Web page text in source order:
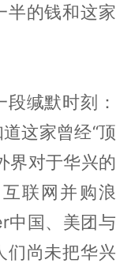
半的钱和这家
缄默时刻：
这家曾经“顶
界对于华兴的
联网并购浪
中国、美团与
们尚未把华兴